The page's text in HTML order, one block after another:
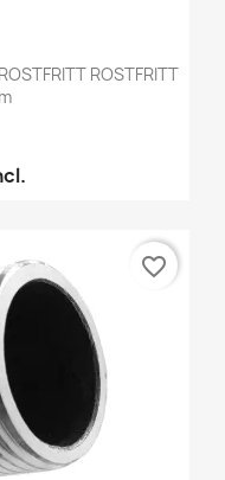
ROSTFRITT
favorite_border